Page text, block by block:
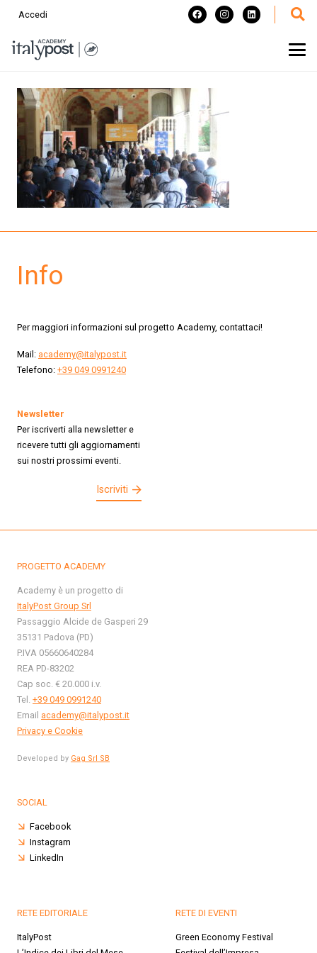
Accedi
Info
Per maggiori informazioni sul progetto Academy, contattaci!
Mail: academy@italypost.it
Telefono: +39 049 0991240
Newsletter
Per iscriverti alla newsletter e
ricevere tutti gli aggiornamenti
sui nostri prossimi eventi.
Iscriviti
PROGETTO ACADEMY
Academy è un progetto di
ItalyPost Group Srl
Passaggio Alcide de Gasperi 29
35131 Padova (PD)
P.IVA 05660640284
REA PD-83202
Cap soc. € 20.000 i.v.
Tel. +39 049 0991240
Email academy@italypost.it
Privacy e Cookie
Developed by Gag Srl SB
SOCIAL
Facebook
Instagram
LinkedIn
RETE EDITORIALE
ItalyPost
RETE DI EVENTI
Green Economy Festival